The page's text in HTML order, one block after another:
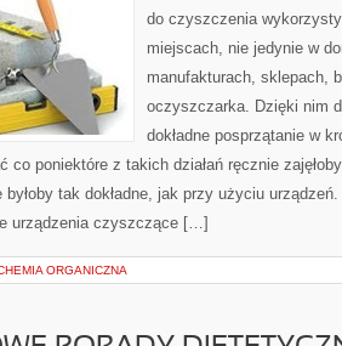
do czyszczenia
miejscach, nie jedynie w
manufakturach, sklepach,
oczyszczarka. Dzięki nim
dokładne posprzątanie w
co poniektóre z takich działań ręcznie
tak dokładne, jak przy użyciu
urządzenia czyszczące […]
ORGANICZNA